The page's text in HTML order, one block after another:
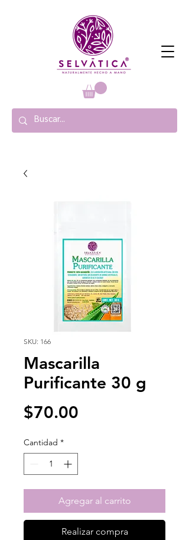
SKU: 166
Mascarilla
Purificante 30 g
$70.00
Cantidad *
Agregar al carrito
Realizar compra